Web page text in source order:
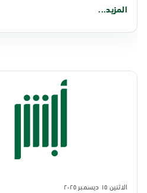
المزيد...
الاثنين ١٥ ديسمبر ٢٠٢٥